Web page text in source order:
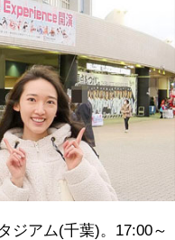
ジアム(千葉)。17:00～